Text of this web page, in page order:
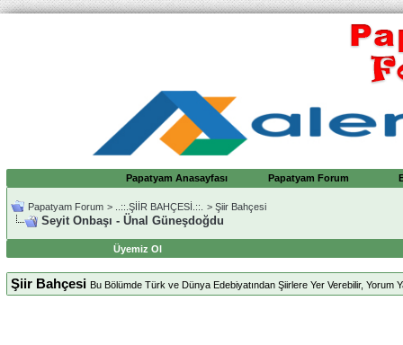
Papatyam Anasayfası Papatyam Forum
Papatyam Forum > ..::.ŞİİR BAHÇESİ.::. > Şiir Bahçesi
Seyit Onbaşı - Ünal Güneşdoğdu
Üyemiz Ol
Şiir Bahçesi Bu Bölümde Türk ve Dünya Edebiyatından Şiirlere Yer Verebilir, Yorum